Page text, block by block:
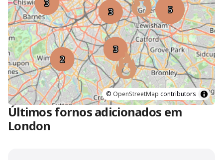
© OpenStreetMap contributors
Últimos fornos adicionados em
London